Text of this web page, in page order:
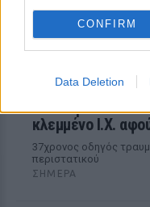
CONFIRM
Data Deletion
Καταδίωξη στη
ντοκουμέντο –
κλεμμένο Ι.Χ.
37χρονος οδηγός
περιστατικού
ΣΉΜΕΡΑ